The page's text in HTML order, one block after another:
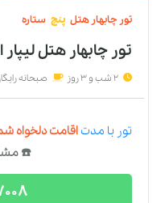
تور چابهار هتل پنج ستاره
تور چابهار هتل لیپار
2 شب و 3 روز صبحانه
تور با مدتاقامت دلخواه
☎️